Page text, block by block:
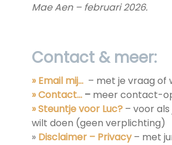
Mae Aen – februari 2026.
Contact & meer:
» Email mij… – met je vraag of
» Contact…–meer contact-
» Steuntje voor Luc? – voor
wilt doen (geen verplichting)
» Disclaimer – Privacy– met